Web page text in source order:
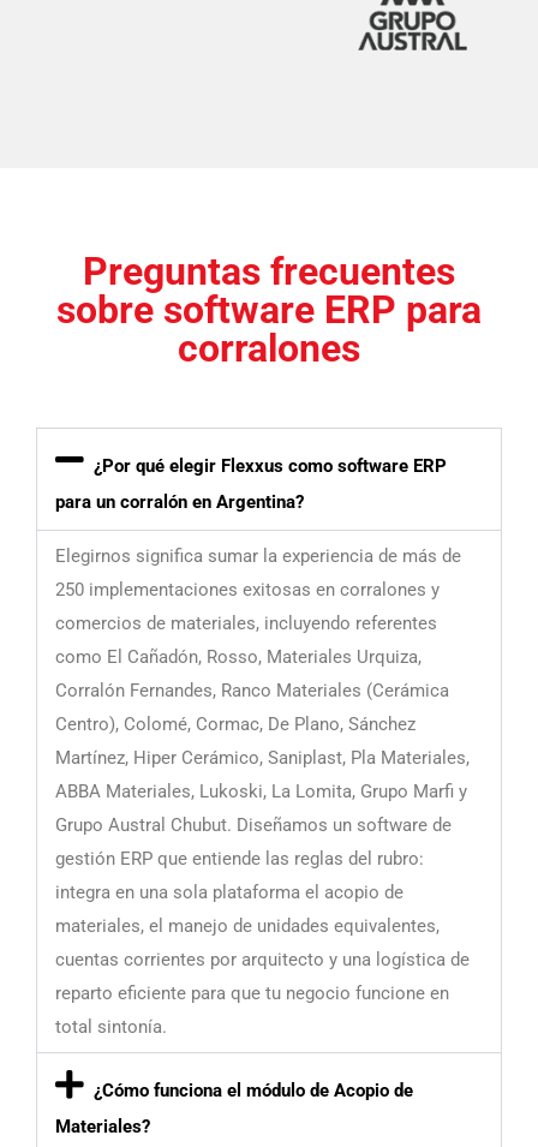
Preguntas frecuentes
sobre software ERP para
corralones
¿Por qué elegir Flexxus como software ERP
para un corralón en Argentina?
Elegirnos significa sumar la experiencia de más de
250 implementaciones exitosas en corralones y
comercios de materiales, incluyendo referentes
como El Cañadón, Rosso, Materiales Urquiza,
Corralón Fernandes, Ranco Materiales (Cerámica
Centro), Colomé, Cormac, De Plano, Sánchez
Martínez, Hiper Cerámico, Saniplast, Pla Materiales,
ABBA Materiales, Lukoski, La Lomita, Grupo Marfi y
Grupo Austral Chubut. Diseñamos un software de
gestión ERP que entiende las reglas del rubro:
integra en una sola plataforma el acopio de
materiales, el manejo de unidades equivalentes,
cuentas corrientes por arquitecto y una logística de
reparto eficiente para que tu negocio funcione en
total sintonía.
¿Cómo funciona el módulo de Acopio de
Materiales?